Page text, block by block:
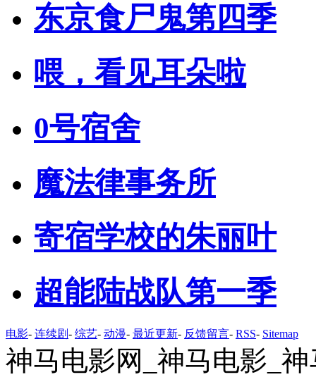
东京食尸鬼第四季
喂，看见耳朵啦
0号宿舍
魔法律事务所
寄宿学校的朱丽叶
超能陆战队第一季
电影- 连续剧- 综艺- 动漫- 最近更新- 反馈留言- RSS- Sitemap
神马电影网_神马电影_